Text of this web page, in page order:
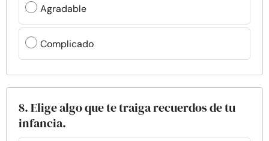
Agradable
Complicado
8. Elige algo que te traiga recuerdos de tu
infancia.